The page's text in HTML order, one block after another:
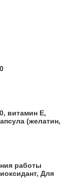
витамин E,
(желатин,
работы
Для